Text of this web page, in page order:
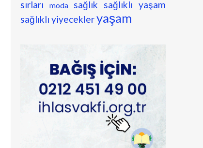
sırları
moda sağlık
sağlıklı yaşam
sağlıklı yiyecekleryaşam